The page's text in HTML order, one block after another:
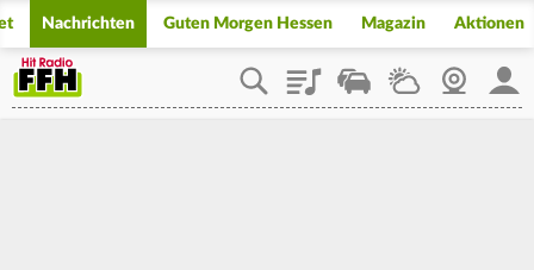
Nachrichten Guten Morgen Hessen Magazin Aktionen
PlaylistStaupilotWetterWebcam